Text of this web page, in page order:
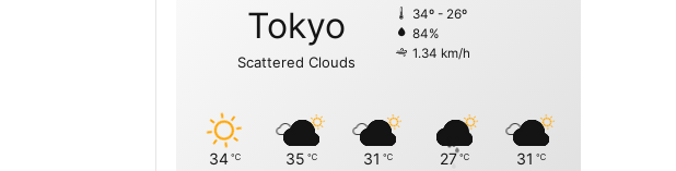
Tokyo
Scattered Clouds
34º - 26º
84%
1.34 km/h
34 ℃ 35 ℃ 31 ℃ 27 ℃ 31 ℃